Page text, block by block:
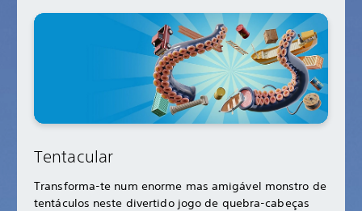
Tentacular
Transforma-te num enorme mas amigável monstro de
tentáculos neste divertido jogo de quebra-cabeças